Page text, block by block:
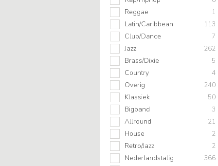
Reggae
1
Latin/Caribbean
113
Club/Dance
7
Jazz
262
Brass/Dixie
5
Country
4
Overig
240
Klassiek
50
Bigband
3
Allround
21
House
2
Retro/Jazz
2
Nederlandstalig
366